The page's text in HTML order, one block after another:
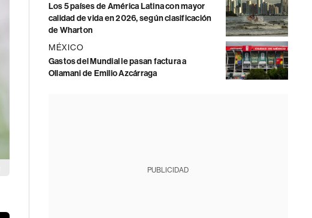
Los 5 países de América Latina con mayor
calidad de vida en 2026, según clasificación
de Wharton
MÉXICO
Gastos del Mundial le pasan factura a
Ollamani de Emilio Azcárraga
PUBLICIDAD